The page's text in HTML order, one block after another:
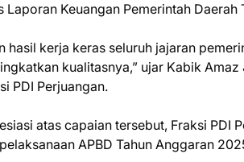
Laporan Keuangan Pemerintah
hasil kerja keras seluruh jajaran
kualitasnya,” ujar Kabik
PDI Perjuangan.
atas capaian tersebut, Fraksi PDI
APBD Tahun Anggaran